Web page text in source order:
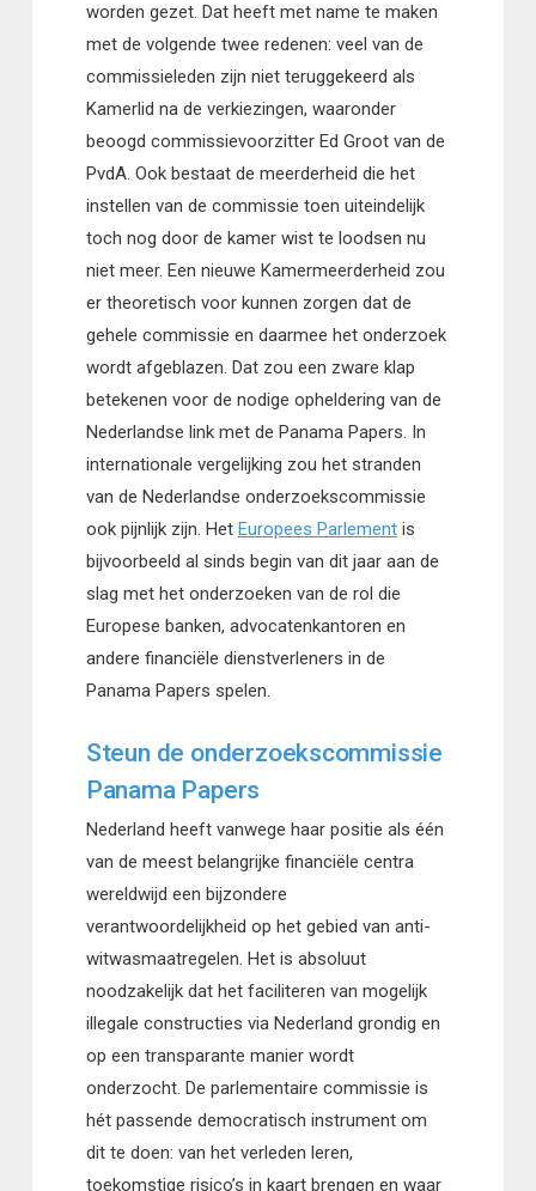
worden gezet. Dat heeft met name te maken
met de volgende twee redenen: veel van de
commissieleden zijn niet teruggekeerd als
Kamerlid na de verkiezingen, waaronder
beoogd commissievoorzitter Ed Groot van de
PvdA. Ook bestaat de meerderheid die het
instellen van de commissie toen uiteindelijk
toch nog door de kamer wist te loodsen nu
niet meer. Een nieuwe Kamermeerderheid zou
er theoretisch voor kunnen zorgen dat de
gehele commissie en daarmee het onderzoek
wordt afgeblazen. Dat zou een zware klap
betekenen voor de nodige opheldering van de
Nederlandse link met de Panama Papers. In
internationale vergelijking zou het stranden
van de Nederlandse onderzoekscommissie
ook pijnlijk zijn. Het Europees Parlementis
bijvoorbeeld al sinds begin van dit jaar aan de
slag met het onderzoeken van de rol die
Europese banken, advocatenkantoren en
andere financiële dienstverleners in de
Panama Papers spelen.
Steun de onderzoekscommissie
Panama Papers
Nederland heeft vanwege haar positie als één
van de meest belangrijke financiële centra
wereldwijd een bijzondere
verantwoordelijkheid op het gebied van anti-
witwasmaatregelen. Het is absoluut
noodzakelijk dat het faciliteren van mogelijk
illegale constructies via Nederland grondig en
op een transparante manier wordt
onderzocht. De parlementaire commissie is
hét passende democratisch instrument om
dit te doen: van het verleden leren,
toekomstige risico’s in kaart brengen en waar